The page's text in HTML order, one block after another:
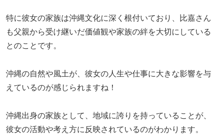
特に彼女の家族は沖縄文化に深く根付いており、比嘉さん
も父親から受け継いだ価値観や家族の絆を大切にしている
とのことです。
沖縄の自然や風土が、彼女の人生や仕事に大きな影響を与
えているのが感じられますね！
沖縄出身の家族として、地域に誇りを持っていることが、
彼女の活動や考え方に反映されているのがわかります。